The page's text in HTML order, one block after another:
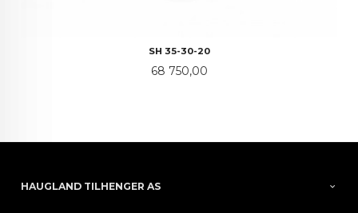
SH 35-30-20
Pris
68 750,00
HAUGLAND TILHENGER AS